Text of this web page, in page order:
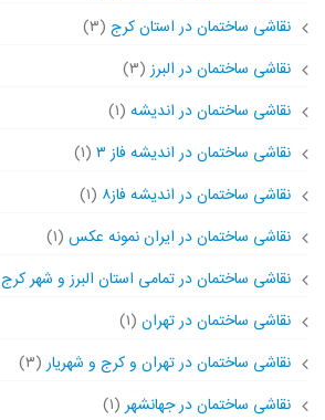
نقاشی ساختمان در استان کرج (۳)
نقاشی ساختمان در البرز(۳)
نقاشی ساختمان در اندیشه (۱)
نقاشی ساختمان در اندیشه فاز ۳
(۱)
نقاشی ساختمان در اندیشه فاز۸ (۱)
نقاشی ساختمان در ایران نمونه عکس (۱)
نقاشی ساختمان در تمامی استان البرز و شهر کرج
نقاشی ساختمان در تهران (۱)
نقاشی ساختمان در تهران و کرج و شهریار(۳)
نقاشی ساختمان در جهانشهر(۱)